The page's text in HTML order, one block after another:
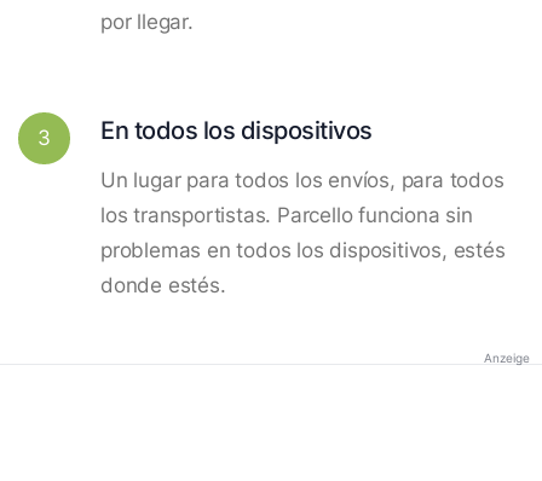
por llegar.
3 En todos los dispositivos
Un lugar para todos los envíos, para todos
los transportistas. Parcello funciona sin
problemas en todos los dispositivos, estés
donde estés.
Anzeige